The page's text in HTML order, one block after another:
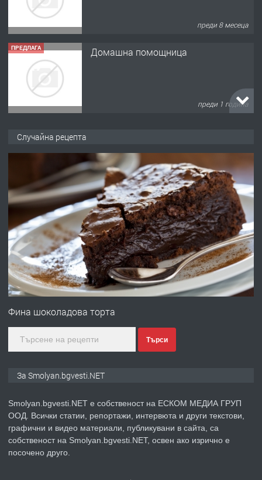
преди 8 месеца
ПРЕДЛАГА Домашна помощница
преди 1 година
преди 2 години
ПРЕДЛАГА
УДЪЛЖАВАНЕ НА ЧОВЕШКИЯТ
ЖИВОТ И ПОДОБРЯВАНЕ НА
НЕГОВОТО КАЧЕСТВО
преди 2 години
ПРЕДЛАГА Имот в Северна Гърция, до Кавала
преди 2 години
ПРЕДЛАГА КЪЩА В МАРОНЯ
Случайна рецепта
Фина шоколадова торта
Търси
За Smolyan.bgvesti.NET
Smolyan.bgvesti.NET е собственост на ЕСКОМ МЕДИА ГРУП
ООД. Всички статии, репортажи, интервюта и други текстови,
графични и видео материали, публикувани в сайта, са
собственост на Smolyan.bgvesti.NET, освен ако изрично е
посочено друго.